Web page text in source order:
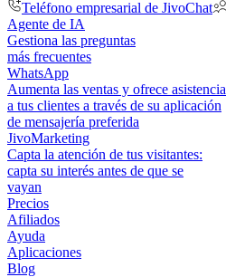
Teléfono empresarial de JivoChat
Agente de IA
Gestiona las preguntas
más frecuentes
WhatsApp
Aumenta las ventas y ofrece asistencia
a tus clientes a través de su aplicación
de mensajería preferida
JivoMarketing
Capta la atención de tus visitantes:
capta su interés antes de que se
vayan
Precios
Afiliados
Ayuda
Aplicaciones
Blog